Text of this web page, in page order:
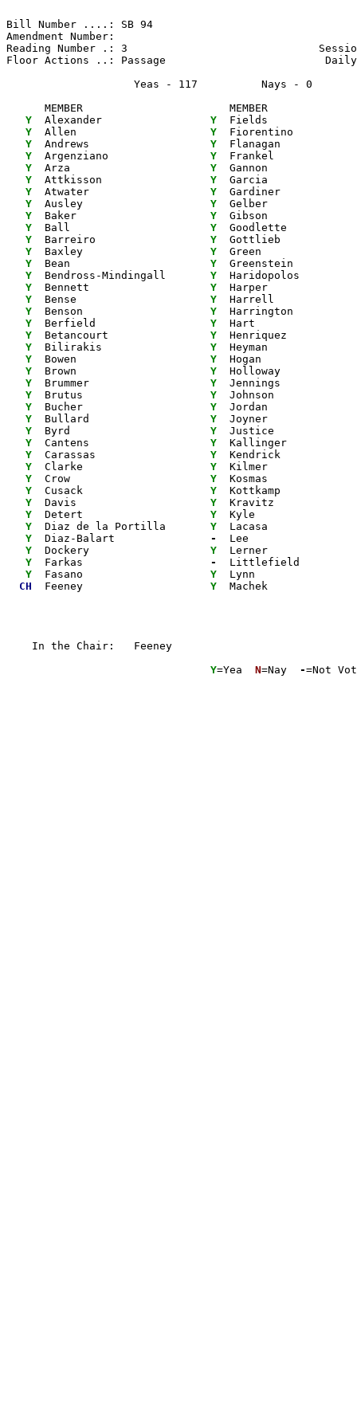
Bill Number ....: SB 94
Amendment Number:
Reading Number .: 3                              Session
Floor Actions ..: Passage                         Daily
Yeas - 117          Nays - 0
MEMBER                       MEMBER
Y
  Alexander
Y
Y
  Allen
Y
Y
  Andrews
Y
Y
  Argenziano
Y
Y
  Arza
Y
Y
  Attkisson
Y
Y
  Atwater
Y
Y
  Ausley
Y
Y
  Baker
Y
Y
  Ball
Y
Y
  Barreiro
Y
Y
  Baxley
Y
Y
  Bean
Y
Y
  Bendross-Mindingall
Y
Y
  Bennett
Y
Y
  Bense
Y
Y
  Benson
Y
Y
  Berfield
Y
Y
  Betancourt
Y
Y
  Bilirakis
Y
Y
  Bowen
Y
Y
  Brown
Y
Y
  Brummer
Y
Y
  Brutus
Y
Y
  Bucher
Y
Y
  Bullard
Y
Y
  Byrd
Y
Y
  Cantens
Y
Y
  Carassas
Y
Y
  Clarke
Y
Y
  Crow
Y
Y
  Cusack
Y
Y
  Davis
Y
Y
  Detert
Y
Y
  Diaz de la Portilla
Y
Y
  Diaz-Balart
-
Y
  Dockery
Y
Y
  Farkas
-
Y
  Fasano
Y
CH
  Feeney
Y
Y=Yea N=Nay -